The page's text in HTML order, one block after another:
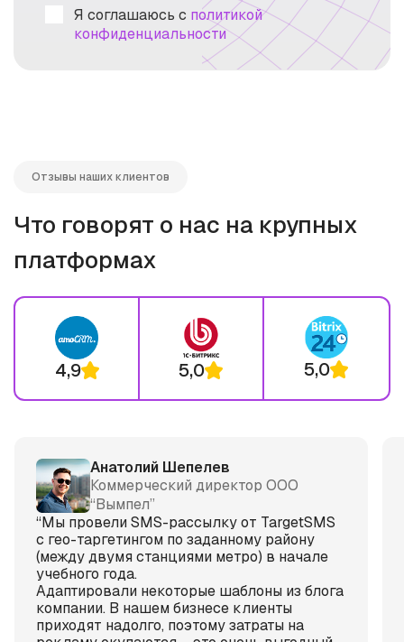
Я соглашаюсь с политикой
конфиденциальности
Отзывы наших клиентов
Что говорят о нас на крупных
платформах
4,9 5,0 5,0
Анатолий Шепелев
Коммерческий директор ООО
“Вымпел”
“Мы провели SMS-рассылку от TargetSMS
с гео-таргетингом по заданному району
(между двумя станциями метро) в начале
учебного года.
Адаптировали некоторые шаблоны из блога
компании. В нашем бизнесе клиенты
приходят надолго, поэтому затраты на